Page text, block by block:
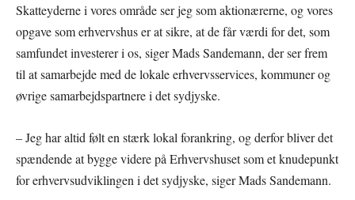
Skatteyderne i vores område ser jeg som aktionærerne, og vores
opgave som erhvervshus er at sikre, at de får værdi for det, som
samfundet investerer i os, siger Mads Sandemann, der ser frem
til at samarbejde med de lokale erhvervsservices, kommuner og
øvrige samarbejdspartnere i det sydjyske.
– Jeg har altid følt en stærk lokal forankring, og derfor bliver det
spændende at bygge videre på Erhvervshuset som et knudepunkt
for erhvervsudviklingen i det sydjyske, siger Mads Sandemann.